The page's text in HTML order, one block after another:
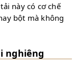
này có cơ chế
bột mà không
nghiêng